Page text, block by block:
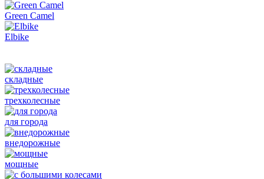
Green Camel
Elbike
складные
трехколесные
для города
внедорожные
мощные